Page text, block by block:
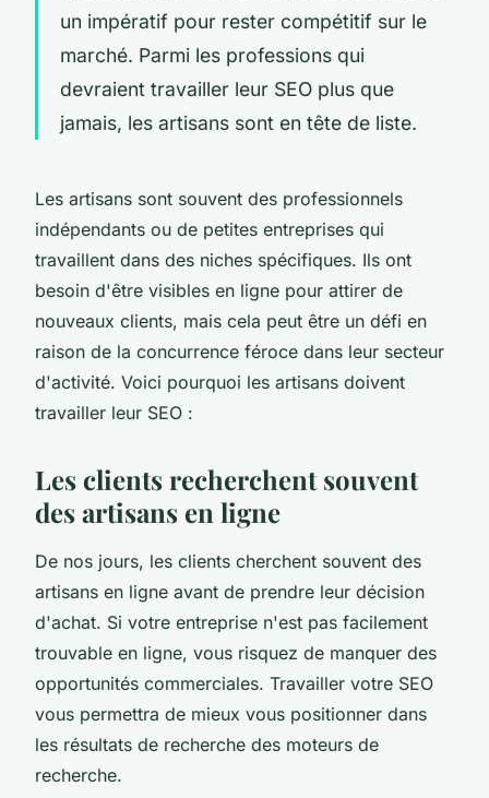
un impératif pour rester compétitif sur le
marché. Parmi les professions qui
devraient travailler leur SEO plus que
jamais, les artisans sont en tête de liste.
Les artisans sont souvent des professionnels
indépendants ou de petites entreprises qui
travaillent dans des niches spécifiques. Ils ont
besoin d'être visibles en ligne pour attirer de
nouveaux clients, mais cela peut être un défi en
raison de la concurrence féroce dans leur secteur
d'activité. Voici pourquoi les artisans doivent
travailler leur SEO :
Les clients recherchent souvent
des artisans en ligne
De nos jours, les clients cherchent souvent des
artisans en ligne avant de prendre leur décision
d'achat. Si votre entreprise n'est pas facilement
trouvable en ligne, vous risquez de manquer des
opportunités commerciales. Travailler votre SEO
vous permettra de mieux vous positionner dans
les résultats de recherche des moteurs de
recherche.